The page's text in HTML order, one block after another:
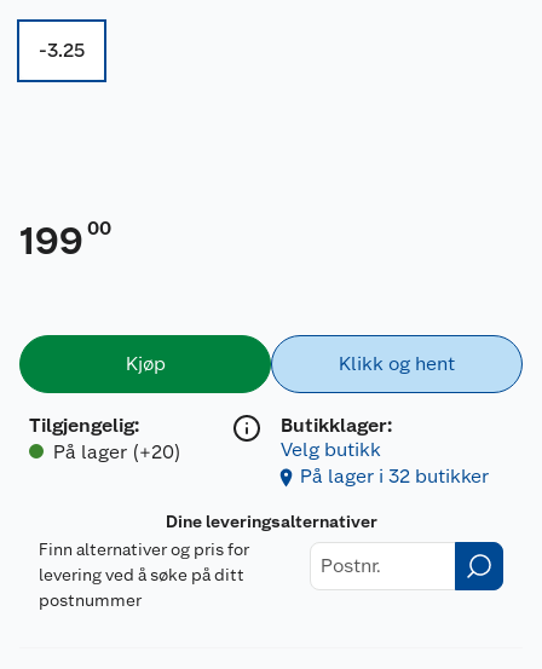
-3.25
199 00
Kjøp
Tilgjengelig:
På lager (+20)
Klikk og hent
Butikklager:
Velg butikk
På lager i 32 butikker
Dine leveringsalternativer
Finn alternativer og pris for
levering ved å søke på ditt
postnummer